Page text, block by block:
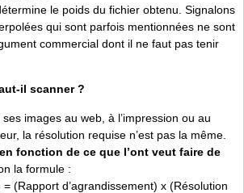
le poids du fichier obtenu. Signalons
qui sont parfois mentionnées ne sont
commercial dont il ne faut pas tenir
il scanner ?
images au web, à l’impression ou au
la résolution requise n’est pas la même.
en fonction de ce que l’ont veut faire de
la formule :
= (Rapport d’agrandissement) x (Résolution